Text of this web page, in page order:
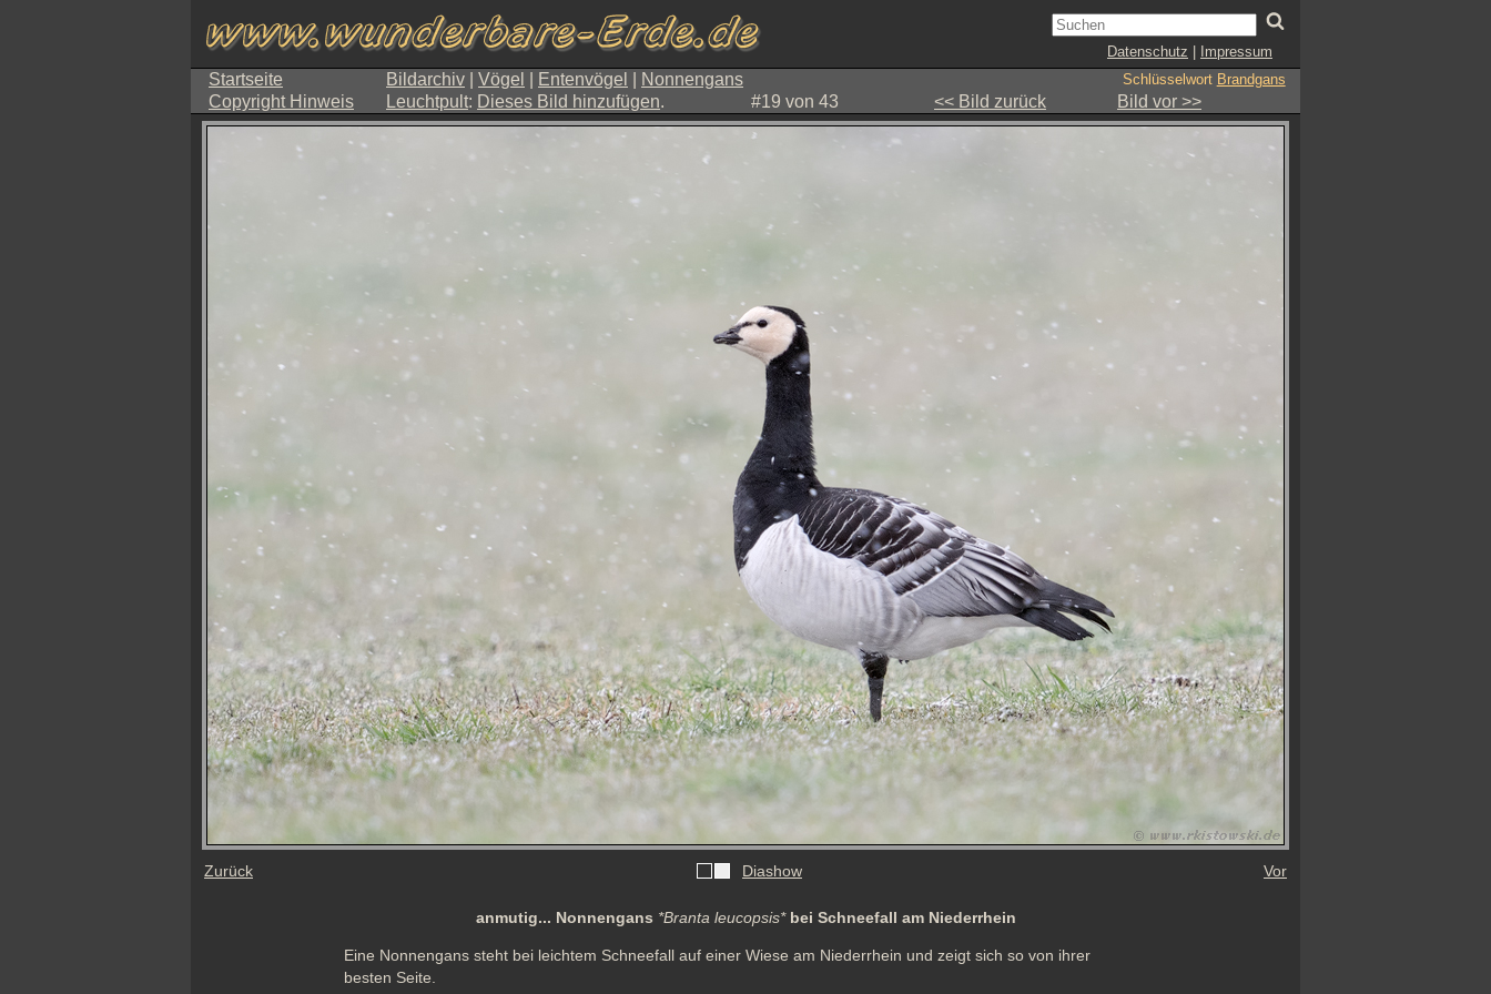
Datenschutz Impressum
Startseite Bildarchiv Vögel Entenvögel Nonnengans Schlüsselwort Brandgans
Copyright Hinweis Leuchtpult: Dieses Bild hinzufügen. #19 von 43 << Bild zurück Bild vor >>
Zurück Diashow Vor
anmutig... Nonnengans *Branta leucopsis*bei Schneefall am Niederrhein
Eine Nonnengans steht bei leichtem Schneefall auf einer Wiese am Niederrhein und zeigt sich so von ihrer
besten Seite.